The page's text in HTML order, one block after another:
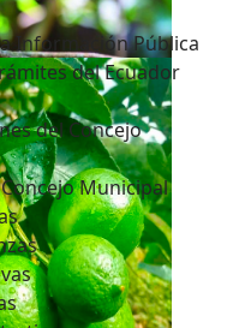
Información Pública
del Ecuador
del Concejo
Municipal